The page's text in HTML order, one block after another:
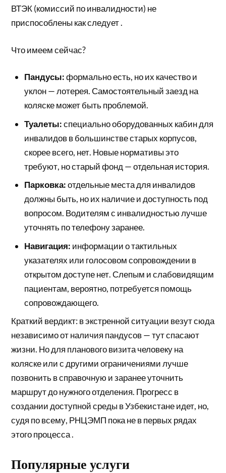
ВТЭК (комиссий по инвалидности) не
приспособлены как следует .
Что имеем сейчас?
Пандусы:формально есть, но их качество и
уклон — лотерея. Самостоятельный заезд на
коляске может быть проблемой.
Туалеты:специально оборудованных кабин для
инвалидов в большинстве старых корпусов,
скорее всего, нет. Новые нормативы это
требуют, но старый фонд — отдельная история.
Парковка:отдельные места для инвалидов
должны быть, но их наличие и доступность под
вопросом. Водителям с инвалидностью лучше
уточнять по телефону заранее.
Навигация: информации о тактильных
указателях или голосовом сопровождении в
открытом доступе нет. Слепым и слабовидящим
пациентам, вероятно, потребуется помощь
сопровождающего.
Краткий вердикт: в экстренной ситуации везут сюда
независимо от наличия пандусов — тут спасают
жизни. Но для планового визита человеку на
коляске или с другими ограничениями лучше
позвонить в справочную и заранее уточнить
маршрут до нужного отделения. Прогресс в
создании доступной среды в Узбекистане идет, но,
судя по всему, РНЦЭМП пока не в первых рядах
этого процесса .
Популярные услуги